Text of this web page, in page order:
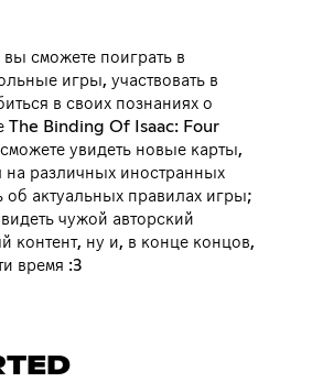
вы сможете поиграть в
игры, участвовать в
в своих познаниях о
The Binding Of Isaac: Four
увидеть новые карты,
различных иностранных
об актуальных правилах игры;
чужой авторский
контент, ну и, в конце концов,
время :3